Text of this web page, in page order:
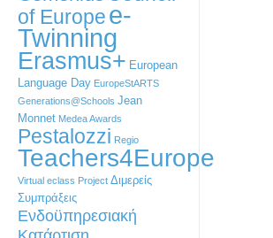
of Europee-
Twinning
Erasmus+ European
Language Day EuropeStARTS
Generations@Schools Jean
Monnet Medea Awards
Pestalozzi Regio
Teachers4Europe
Virtual eclass Project Διμερείς
Συμπράξεις
Ενδοϋπηρεσιακή